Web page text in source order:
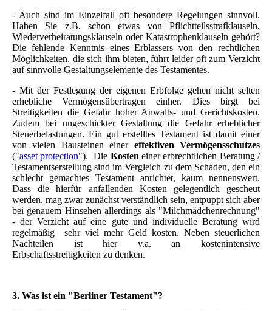
- Auch sind im Einzelfall oft besondere Regelungen sinnvoll.
Haben Sie z.B. schon etwas von Pflichtteilsstrafklauseln,
Wiederverheiratungsklauseln oder Katastrophenklauseln gehört?
Die fehlende Kenntnis eines Erblassers von den rechtlichen
Möglichkeiten, die sich ihm bieten, führt leider oft zum Verzicht
auf sinnvolle Gestaltungselemente des Testamentes.
- Mit der Festlegung der eigenen Erbfolge gehen nicht selten
erhebliche Vermögensübertragen einher. Dies birgt bei
Streitigkeiten die Gefahr hoher Anwalts- und Gerichtskosten.
Zudem bei ungeschickter Gestaltung die Gefahr erheblicher
Steuerbelastungen. Ein gut erstelltes Testament ist damit einer
von vielen Bausteinen einer effektiven Vermögensschutzes
("asset protection"). Die Kosten einer erbrechtlichen Beratung /
Testamentserstellung sind im Vergleich zu dem Schaden, den ein
schlecht gemachtes Testament anrichtet, kaum nennenswert.
Dass die hierfür anfallenden Kosten gelegentlich gescheut
werden, mag zwar zunächst verständlich sein, entpuppt sich aber
bei genauem Hinsehen allerdings als "Milchmädchenrechnung"
- der Verzicht auf eine gute und individuelle Beratung wird
regelmäßig sehr viel mehr Geld kosten. Neben steuerlichen
Nachteilen ist hier v.a. an kostenintensive
Erbschaftsstreitigkeiten zu denken.
3. Was ist ein "Berliner Testament"?